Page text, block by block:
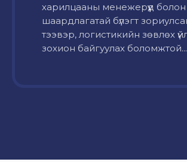
харилцааны менежерүүд болон
шаардлагатай бүлэгт
тээвэр, логистикийн зөвлөх
зохион байгуулах боломжтой...